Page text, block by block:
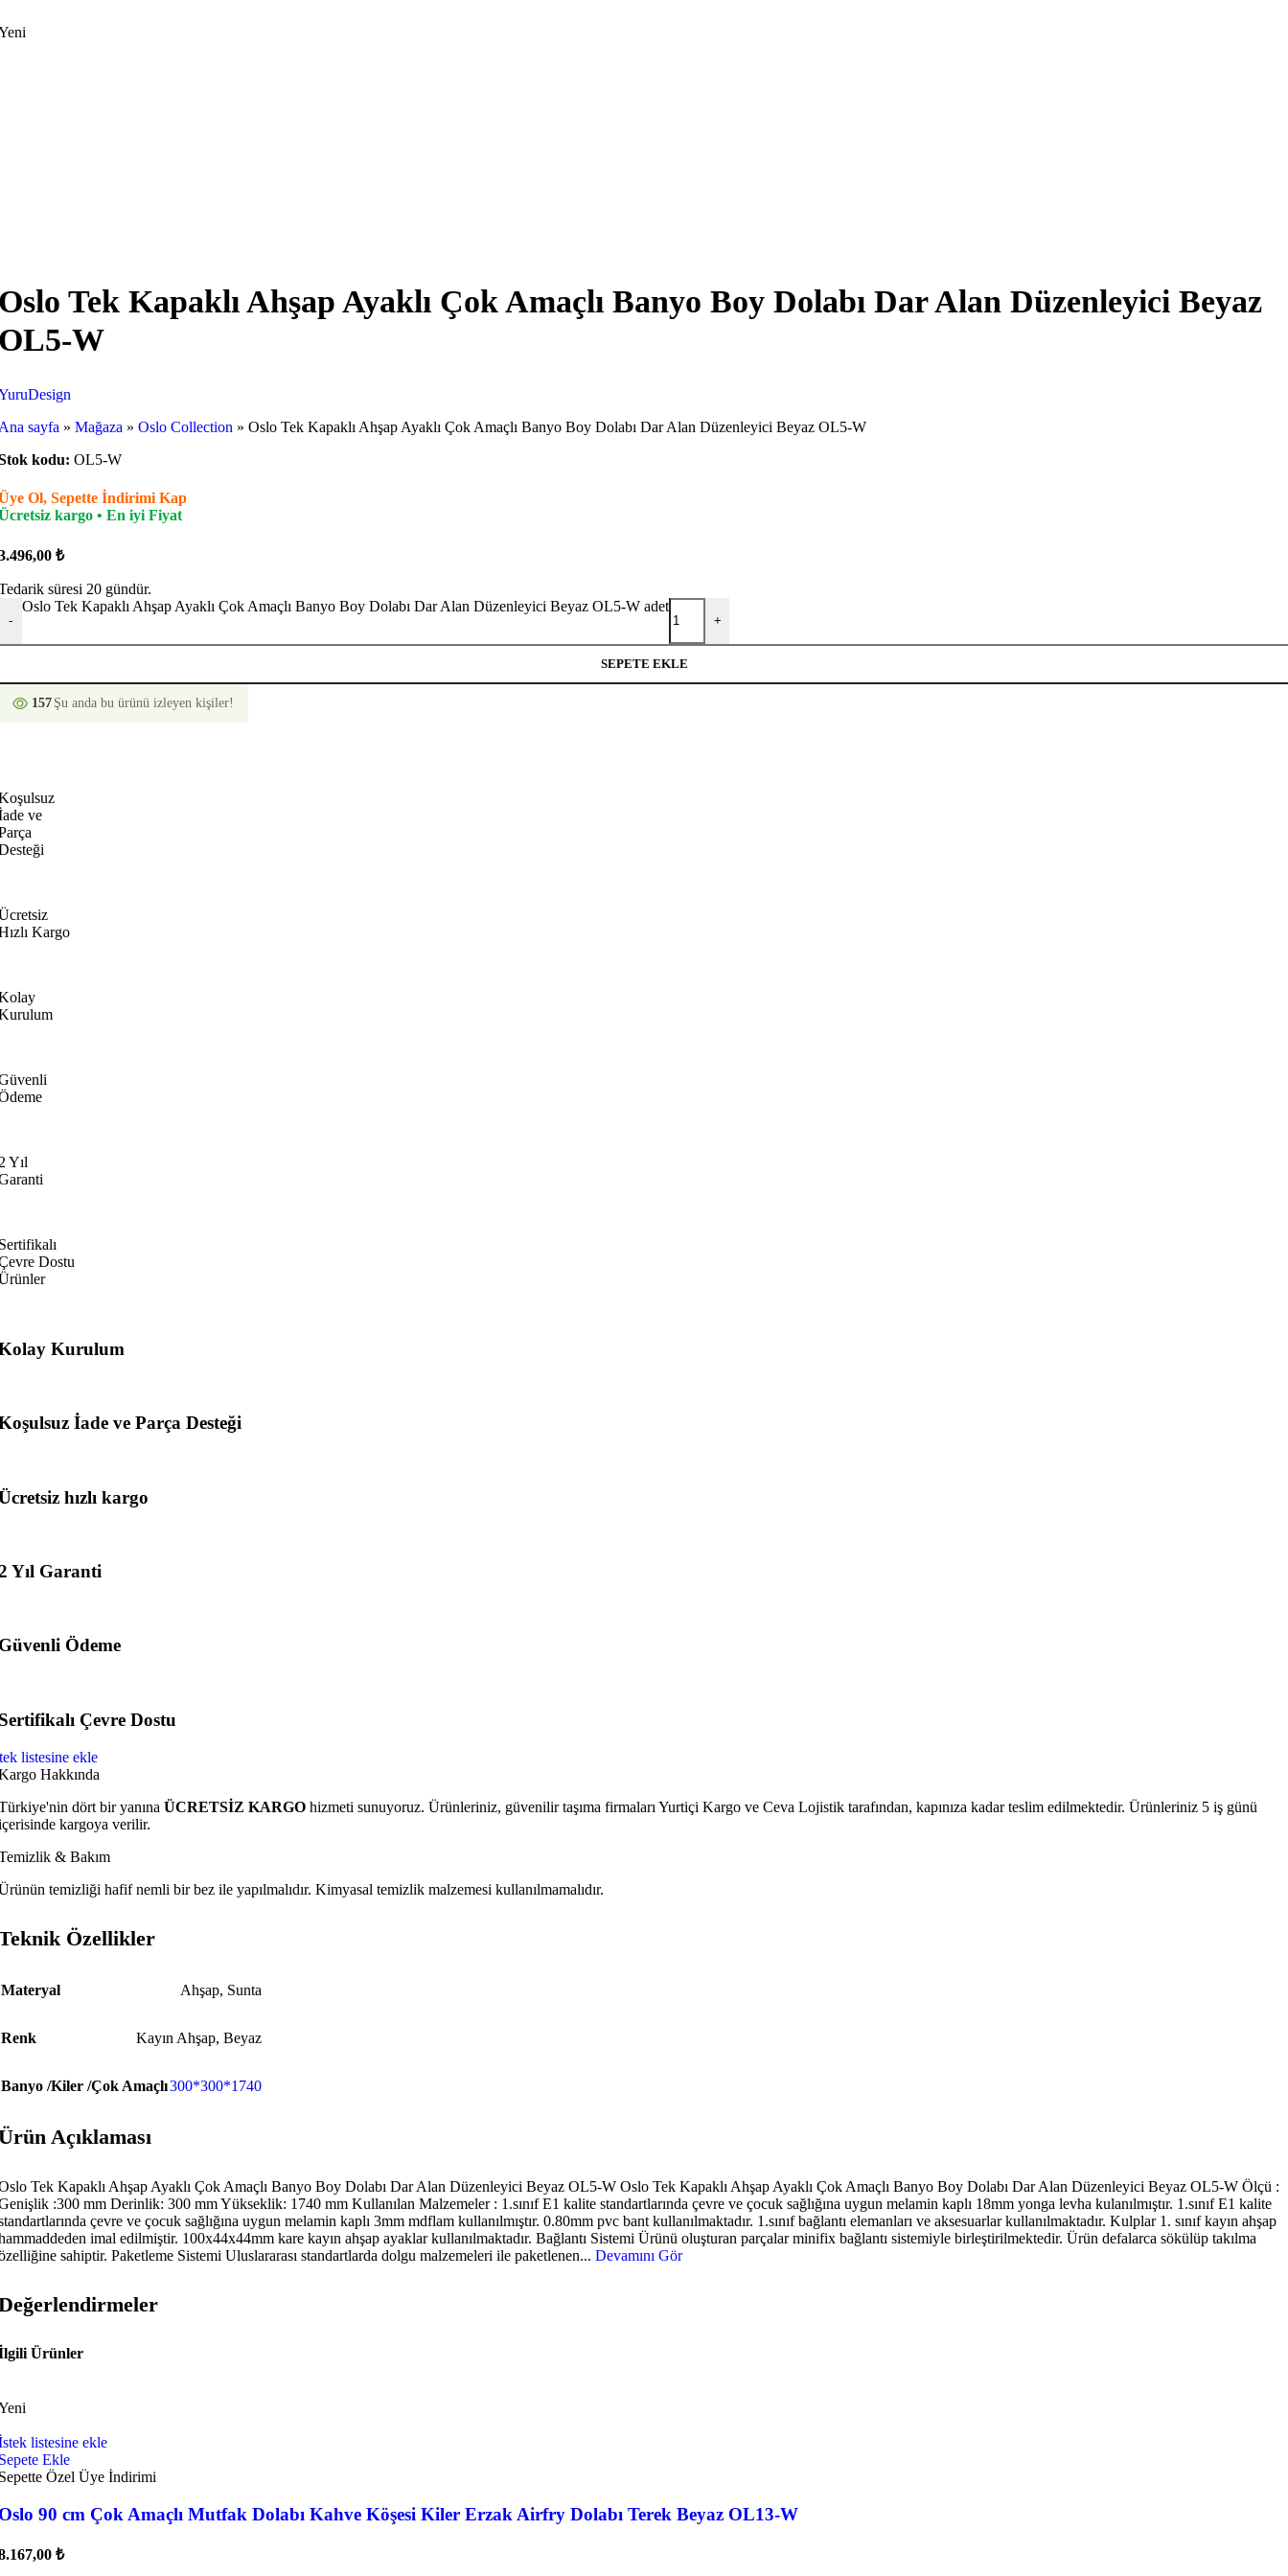
Tek Kapaklı Ahşap Ayaklı Çok Amaçlı Banyo Boy Dolabı Dar Alan Düzenleyici Beyaz
W
sayfa » Mağaza » Oslo Collection » Oslo Tek Kapaklı Ahşap Ayaklı Çok Amaçlı Banyo Boy Dolabı Dar Alan Düzenleyici Beyaz OL5-W
kodu: OL5-W
Ol, Sepette İndirimi Kap
kargo • En iyi Fiyat
₺
süresi 20 gündür.
-
Oslo Tek Kapaklı Ahşap Ayaklı Çok Amaçlı Banyo Boy Dolabı Dar Alan Düzenleyici Beyaz OL5-W adet
+
SEPETE EKLE
157 Şu anda bu ürünü izleyen kişiler!
ve
Kargo
Yıl
Dostu
Kurulum
İade ve Parça Desteği
hızlı kargo
Yıl Garanti
Ödeme
Çevre Dostu
listesine ekle
Hakkında
dört bir yanına ÜCRETSİZ KARGO hizmeti sunuyoruz. Ürünleriniz, güvenilir taşıma firmaları Yurtiçi Kargo ve Ceva Lojistik tarafından, kapınıza kadar teslim edilmektedir. Ürünleriniz 5 iş günü
kargoya verilir.
& Bakım
temizliği hafif nemli bir bez ile yapılmalıdır. Kimyasal temizlik malzemesi kullanılmamalıdır.
Özellikler
Materyal Ahşap, Sunta
Renk Kayın Ahşap, Beyaz
Banyo /Kiler /Çok Amaçlı300*300*1740
Açıklaması
Tek Kapaklı Ahşap Ayaklı Çok Amaçlı Banyo Boy Dolabı Dar Alan Düzenleyici Beyaz OL5-W Oslo Tek Kapaklı Ahşap Ayaklı Çok Amaçlı Banyo Boy Dolabı Dar Alan Düzenleyici Beyaz OL5-W Ölçü :
:300 mm Derinlik: 300 mm Yükseklik: 1740 mm Kullanılan Malzemeler : 1.sınıf E1 kalite standartlarında çevre ve çocuk sağlığına uygun melamin kaplı 18mm yonga levha kulanılmıştır. 1.sınıf E1 kalite
çevre ve çocuk sağlığına uygun melamin kaplı 3mm mdflam kullanılmıştır. 0.80mm pvc bant kullanılmaktadır. 1.sınıf bağlantı elemanları ve aksesuarlar kullanılmaktadır. Kulplar 1. sınıf kayın ahşap
imal edilmiştir. 100x44x44mm kare kayın ahşap ayaklar kullanılmaktadır. Bağlantı Sistemi Ürünü oluşturan parçalar minifix bağlantı sistemiyle birleştirilmektedir. Ürün defalarca sökülüp takılma
sahiptir. Paketleme Sistemi Uluslararası standartlarda dolgu malzemeleri ile paketlenen... Devamını Gör
Ürünler
listesine ekle
Ekle
Özel Üye İndirimi
90 cm Çok Amaçlı Mutfak Dolabı Kahve Köşesi Kiler Erzak Airfry Dolabı Terek Beyaz OL13-W
₺